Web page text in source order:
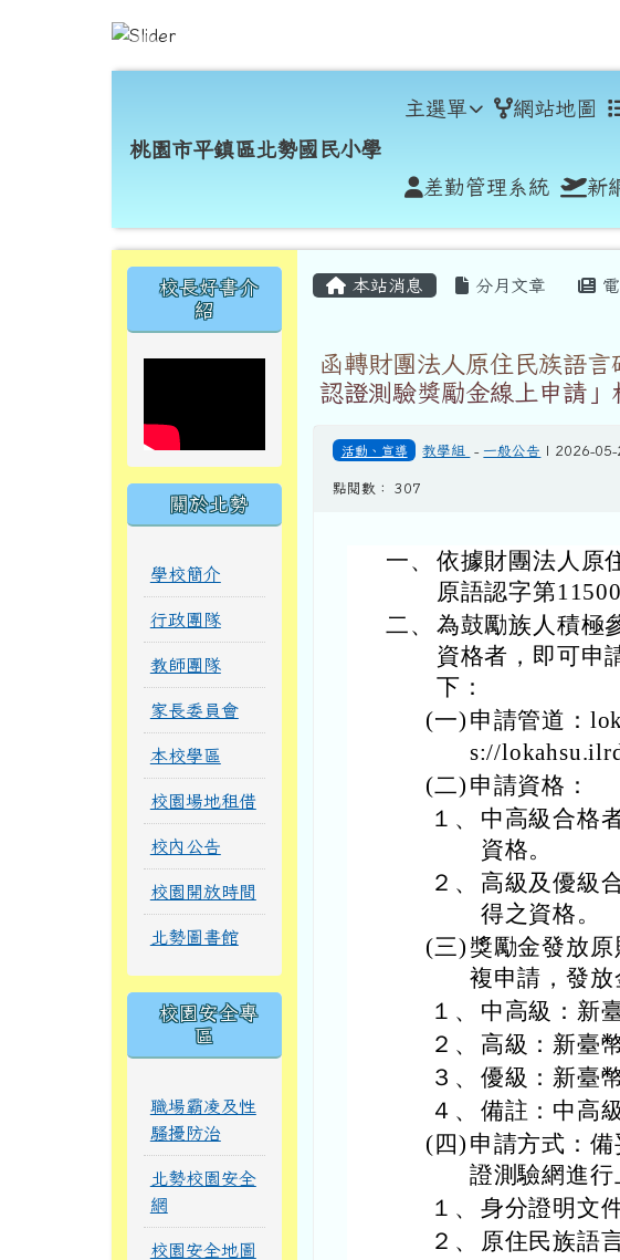
桃園市平鎮區北勢國民小學
桃園市平鎮區北勢國民小學
主選單 網站地圖
差勤管理系統 新
左邊區域內容
校長好書介
紹
關於北勢
學校簡介
行政團隊
教師團隊
家長委員會
本校學區
校園場地租借
校內公告
校園開放時間
北勢圖書館
校園安全專
區
職場霸凌及性
騷擾防治
北勢校園安全
網
校園安全地圖
主內容區域
本站消息 分月文章
函轉財團法人原住民族語
認證測驗獎勵金線上申請」
活動、宣導 教學組 - 一般公告 | 2026-05-
點閱數： 307
一、 依據財團法人原
原語認字第
二、 為鼓勵族人積極
資格者，即可申
下：
(一) 申請管道：
s://
(二) 申請資格：
１、
中高級合格
資格。
２、
高級及優級
得之資格。
(三) 獎勵金發放原
複申請，發放
１、
中高級：新
２、
高級：新臺
３、 優級：新臺
４、 備註：中高
(四) 申請方式：備
證測驗網進行
１、 身分證明文件
２、
原住民族語
頁尾區域